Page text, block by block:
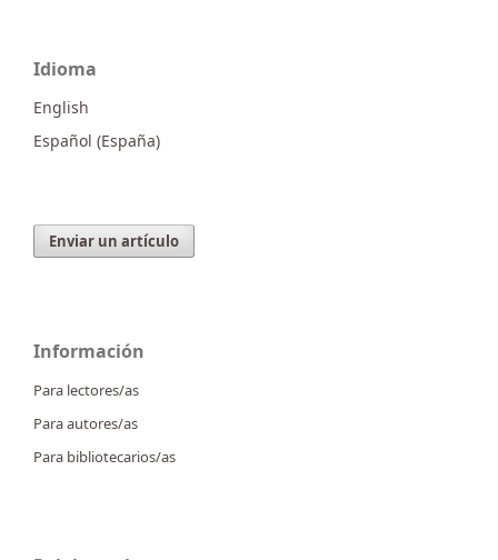
Idioma
English
Español (España)
Enviar un artículo
Información
Para lectores/as
Para autores/as
Para bibliotecarios/as